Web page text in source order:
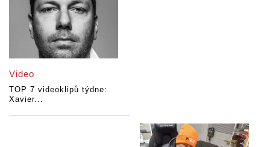
Video
TOP 7 videoklipů týdne:
Xavier...